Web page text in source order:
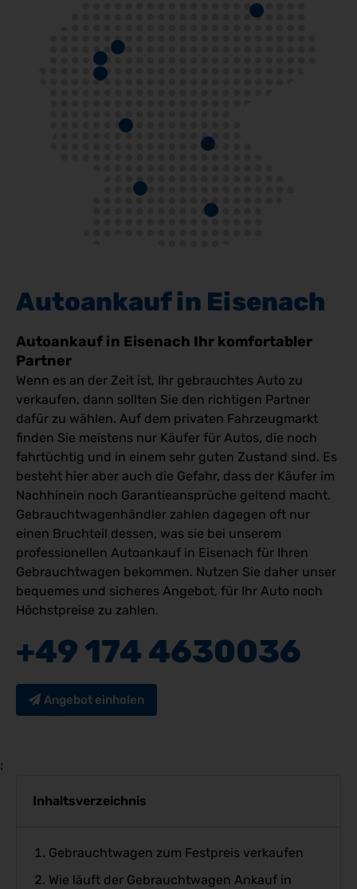
Autoankauf in Eisenach
Autoankauf in Eisenach Ihr komfortabler
Partner
Wenn es an der Zeit ist, Ihr gebrauchtes Auto zu
verkaufen, dann sollten Sie den richtigen Partner
dafür zu wählen. Auf dem privaten Fahrzeugmarkt
finden Sie meistens nur Käufer für Autos, die noch
fahrtüchtig und in einem sehr guten Zustand sind. Es
besteht hier aber auch die Gefahr, dass der Käufer im
Nachhinein noch Garantieansprüche geltend macht.
Gebrauchtwagenhändler zahlen dagegen oft nur
einen Bruchteil dessen, was sie bei unserem
professionellen Autoankauf in Eisenach für Ihren
Gebrauchtwagen bekommen. Nutzen Sie daher unser
bequemes und sicheres Angebot, für Ihr Auto noch
Höchstpreise zu zahlen.
+49 174 4630036
Angebot einholen
;
Inhaltsverzeichnis
Gebrauchtwagen zum Festpreis verkaufen
Wie läuft der Gebrauchtwagen Ankauf in